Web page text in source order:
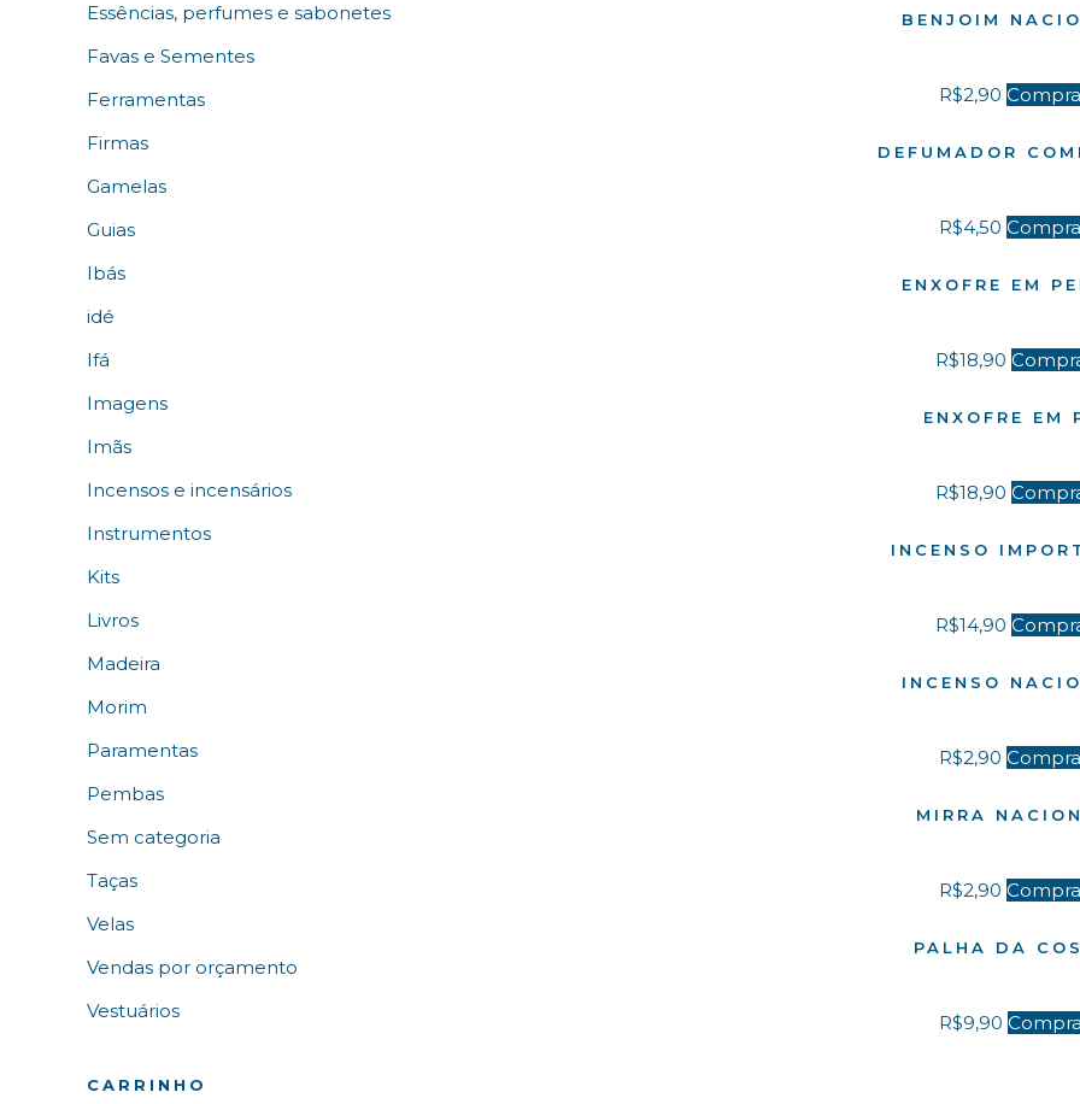
Essências, perfumes e sabonetes
Favas e Sementes
Ferramentas
Firmas
Gamelas
Guias
Ibás
idé
Ifá
Imagens
Imãs
Incensos e incensários
Instrumentos
Kits
Livros
Madeira
Morim
Paramentas
Pembas
Sem categoria
Taças
Velas
Vendas por orçamento
Vestuários
CARRINHO
BENJOIM
R$2,90
DEFUMADOR
R$4,50
ENXOFRE EM
R$18,90
ENXOFRE EM
R$18,90
INCENSO
R$14,90
INCENSO
R$2,90
MIRRA
R$2,90
PALHA DA
R$9,90